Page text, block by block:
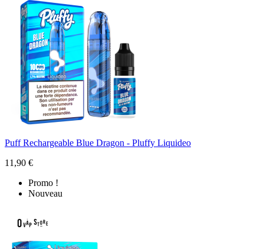
Puff Rechargeable Blue Dragon - Pluffy Liquideo
11,90 €
Promo !
Nouveau